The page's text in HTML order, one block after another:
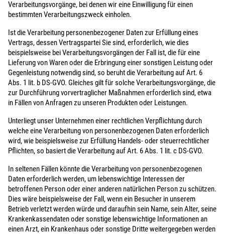
Verarbeitungsvorgänge, bei denen wir eine Einwilligung für einen
bestimmten Verarbeitungszweck einholen.
Ist die Verarbeitung personenbezogener Daten zur Erfüllung eines
Vertrags, dessen Vertragspartei Sie sind, erforderlich, wie dies
beispielsweise bei Verarbeitungsvorgängen der Fall ist, die für eine
Lieferung von Waren oder die Erbringung einer sonstigen Leistung oder
Gegenleistung notwendig sind, so beruht die Verarbeitung auf Art. 6
Abs. 1 lit. b DS-GVO. Gleiches gilt für solche Verarbeitungsvorgänge, die
zur Durchführung vorvertraglicher Maßnahmen erforderlich sind, etwa
in Fällen von Anfragen zu unseren Produkten oder Leistungen.
Unterliegt unser Unternehmen einer rechtlichen Verpflichtung durch
welche eine Verarbeitung von personenbezogenen Daten erforderlich
wird, wie beispielsweise zur Erfüllung Handels- oder steuerrechtlicher
Pflichten, so basiert die Verarbeitung auf Art. 6 Abs. 1 lit. c DS-GVO.
In seltenen Fällen könnte die Verarbeitung von personenbezogenen
Daten erforderlich werden, um lebenswichtige Interessen der
betroffenen Person oder einer anderen natürlichen Person zu schützen.
Dies wäre beispielsweise der Fall, wenn ein Besucher in unserem
Betrieb verletzt werden würde und daraufhin sein Name, sein Alter, seine
Krankenkassendaten oder sonstige lebenswichtige Informationen an
einen Arzt, ein Krankenhaus oder sonstige Dritte weitergegeben werden